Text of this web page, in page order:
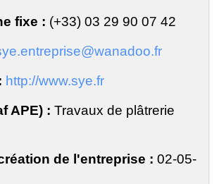
fixe : (+33) 03 29 90 07 42
http://www.sye.fr
APE) : Travaux de plâtrerie
de l'entreprise : 02-05-